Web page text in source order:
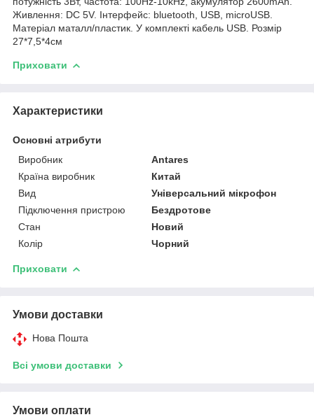
Живлення: DC 5V. Інтерфейс: bluetooth, USB, microUSB.
Матеріал маталл/пластик. У комплекті кабель USB. Розмір
27*7,5*4см
Приховати
Характеристики
Основні атрибути
Виробник
Antares
Країна виробник
Китай
Вид
Універсальний мікрофон
Підключення пристрою
Бездротове
Стан
Новий
Колір
Чорний
Приховати
Умови доставки
Нова Пошта
Всі умови доставки
Умови оплати